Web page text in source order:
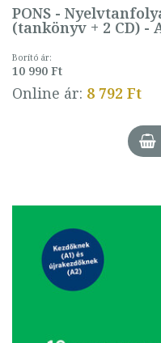
PONS -
(tankönyv + 2 CD)
Borító ár:
10 990 Ft
Online ár: 8 792 Ft